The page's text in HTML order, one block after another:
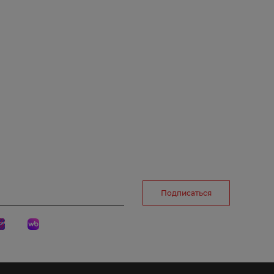
Подписаться